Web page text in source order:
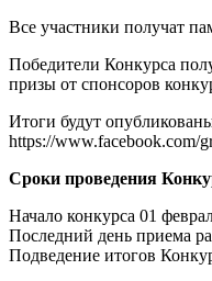
Все участники получат
Победители Конкурса
призы от спонсоров
Итоги будут
https://www.facebook.com/
Сроки проведения
Начало конкурса 01
Последний день приема
Подведение итогов